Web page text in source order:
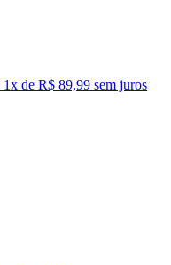
1x de R$ 89,99 sem juros